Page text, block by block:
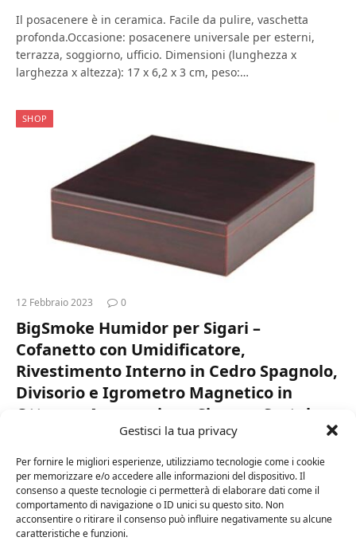
Gestisci la tua privacy
Per fornire le migliori esperienze, utilizziamo tecnologie come i cookie
per memorizzare e/o accedere alle informazioni del dispositivo. Il
consenso a queste tecnologie ci permetterà di elaborare dati come il
comportamento di navigazione o ID unici su questo sito. Non
acconsentire o ritirare il consenso può influire negativamente su alcune
caratteristiche e funzioni.
Il posacenere è in ceramica. Facile da pulire, vaschetta
profonda.Occasione: posacenere universale per esterni,
terrazza, soggiorno, ufficio. Dimensioni (lunghezza x
larghezza x altezza): 17 x 6,2 x 3 cm, peso:…
SHOP
12 Febbraio 2023 0
BigSmoke Humidor per Sigari –
Cofanetto con Umidificatore,
Rivestimento Interno in Cedro Spagnolo,
Divisorio e Igrometro Magnetico in
Ottone – Accessori per Sigaro – Scatola
per 30 Sigari – Marrone
PRESERVA L’AROMA E FRESCHEZZA – L’interno di questo
humidor è rivestito di cedro spagnolo, che mantiene
l’interno uniformemente umido per aiutare a preservare il
sapore e la freschezza dei tuoi…